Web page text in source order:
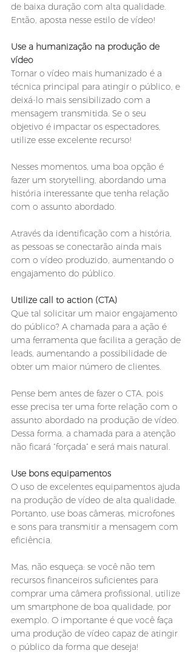
de baixa duração com alta qualidade.
Então, aposta nesse estilo de vídeo!
Use a humanização na produção de
vídeo
Tornar o vídeo mais humanizado é a
técnica principal para atingir o público, e
deixá-lo mais sensibilizado com a
mensagem transmitida. Se o seu
objetivo é impactar os espectadores,
utilize esse excelente recurso!
Nesses momentos, uma boa opção é
fazer um storytelling, abordando uma
história interessante que tenha relação
com o assunto abordado.
Através da identificação com a história,
as pessoas se conectarão ainda mais
com o vídeo produzido, aumentando o
engajamento do público.
Utilize call to action (CTA)
Que tal solicitar um maior engajamento
do público? A chamada para a ação é
uma ferramenta que facilita a geração de
leads, aumentando a possibilidade de
obter um maior número de clientes.
Pense bem antes de fazer o CTA, pois
esse precisa ter uma forte relação com o
assunto abordado na produção de vídeo.
Dessa forma, a chamada para a atenção
não ficará “forçada” e será mais natural.
Use bons equipamentos
O uso de excelentes equipamentos ajuda
na produção de vídeo de alta qualidade.
Portanto, use boas câmeras, microfones
e sons para transmitir a mensagem com
eficiência.
Mas, não esqueça: se você não tem
recursos financeiros suficientes para
comprar uma câmera profissional, utilize
um smartphone de boa qualidade, por
exemplo. O importante é que você faça
uma produção de vídeo capaz de atingir
o público da forma que deseja!